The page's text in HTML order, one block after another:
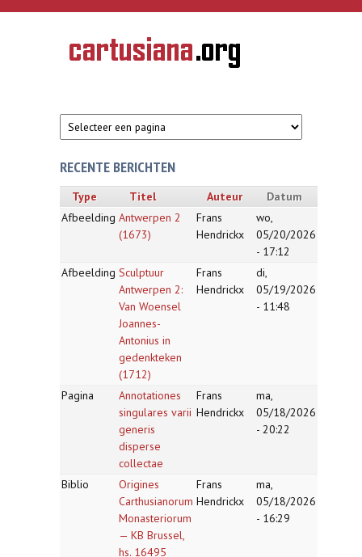
Overslaan en naar de inhoud gaan
CARTUSIANA
Geschiedenis
van de
RECENTE BERICHTEN
Type Titel Auteur
Datum
Afbeelding Antwerpen 2
(1673)
Frans
Hendrickx
wo,
05/20/2026
- 17:12
Afbeelding Sculptuur
Antwerpen 2:
Van Woensel
Joannes-
Antonius in
gedenkteken
(1712)
Frans
Hendrickx
di,
05/19/2026
- 11:48
Pagina
Annotationes
singulares varii
generis
disperse
collectae
Frans
Hendrickx
ma,
05/18/2026
- 20:22
Biblio
Origines
Carthusianorum
Monasteriorum
— KB Brussel,
hs. 16495
Frans
Hendrickx
ma,
05/18/2026
- 16:29